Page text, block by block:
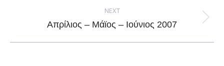
NEXT
Next
Απρίλιος – Μάϊος – Ιούνιος 2007